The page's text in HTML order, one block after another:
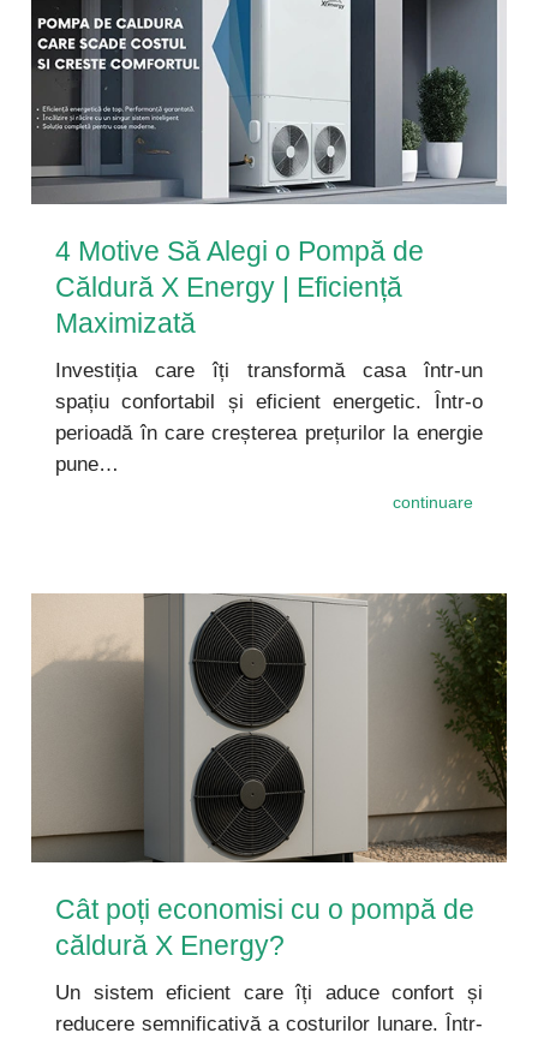
4 Motive Să Alegi o Pompă de
Căldură X Energy | Eficiență
Maximizată
Investiția care îți transformă casa într-un
spațiu confortabil și eficient energetic. Într-o
perioadă în care creșterea prețurilor la energie
pune…
continuare
Cât poți economisi cu o pompă de
căldură X Energy?
Un sistem eficient care îți aduce confort și
reducere semnificativă a costurilor lunare. Într-